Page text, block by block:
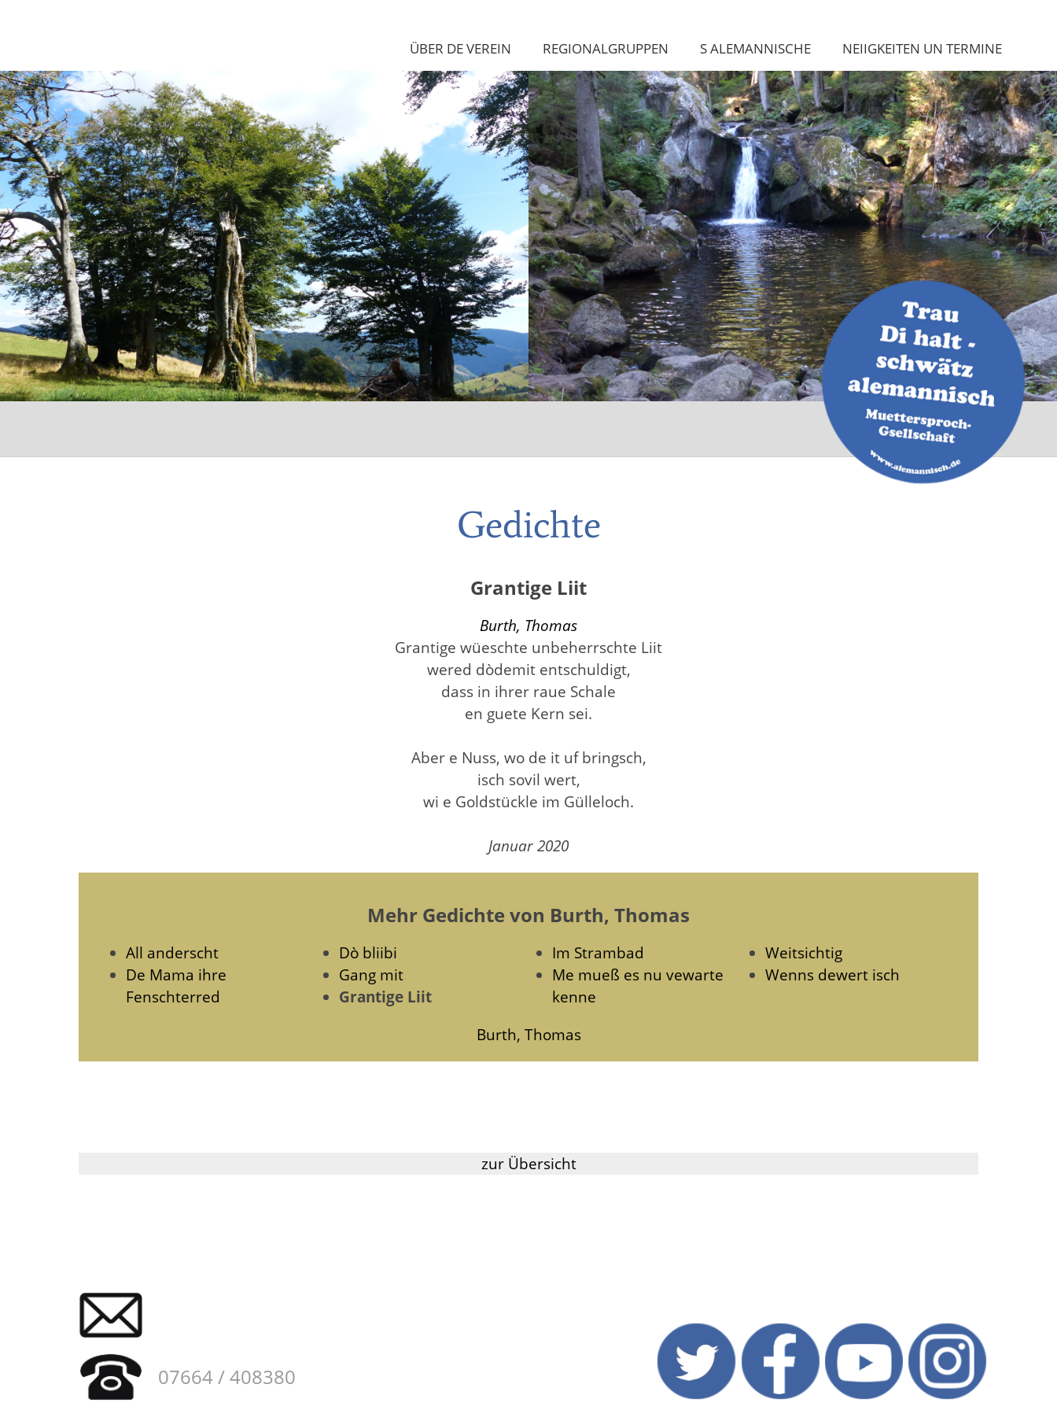
ÜBER DE VEREIN REGIONALGRUPPEN S ALEMANNISCHE NEIIGKEITEN UN TERMINE
Gedichte
Grantige Liit
Burth, Thomas
Grantige wüeschte unbeherrschte Liit
wered dòdemit entschuldigt,
dass in ihrer raue Schale
en guete Kern sei.
Aber e Nuss, wo de it uf bringsch,
isch sovil wert,
wi e Goldstückle im Gülleloch.
Januar 2020
Mehr Gedichte von Burth, Thomas
All anderscht
De Mama ihre
Fenschterred
Dò bliibi
Gang mit
Grantige Liit
Im Strambad
Me mueß es nu vewarte
kenne
Weitsichtig
Wenns dewert isch
Burth, Thomas
zur Übersicht
07664 / 408380